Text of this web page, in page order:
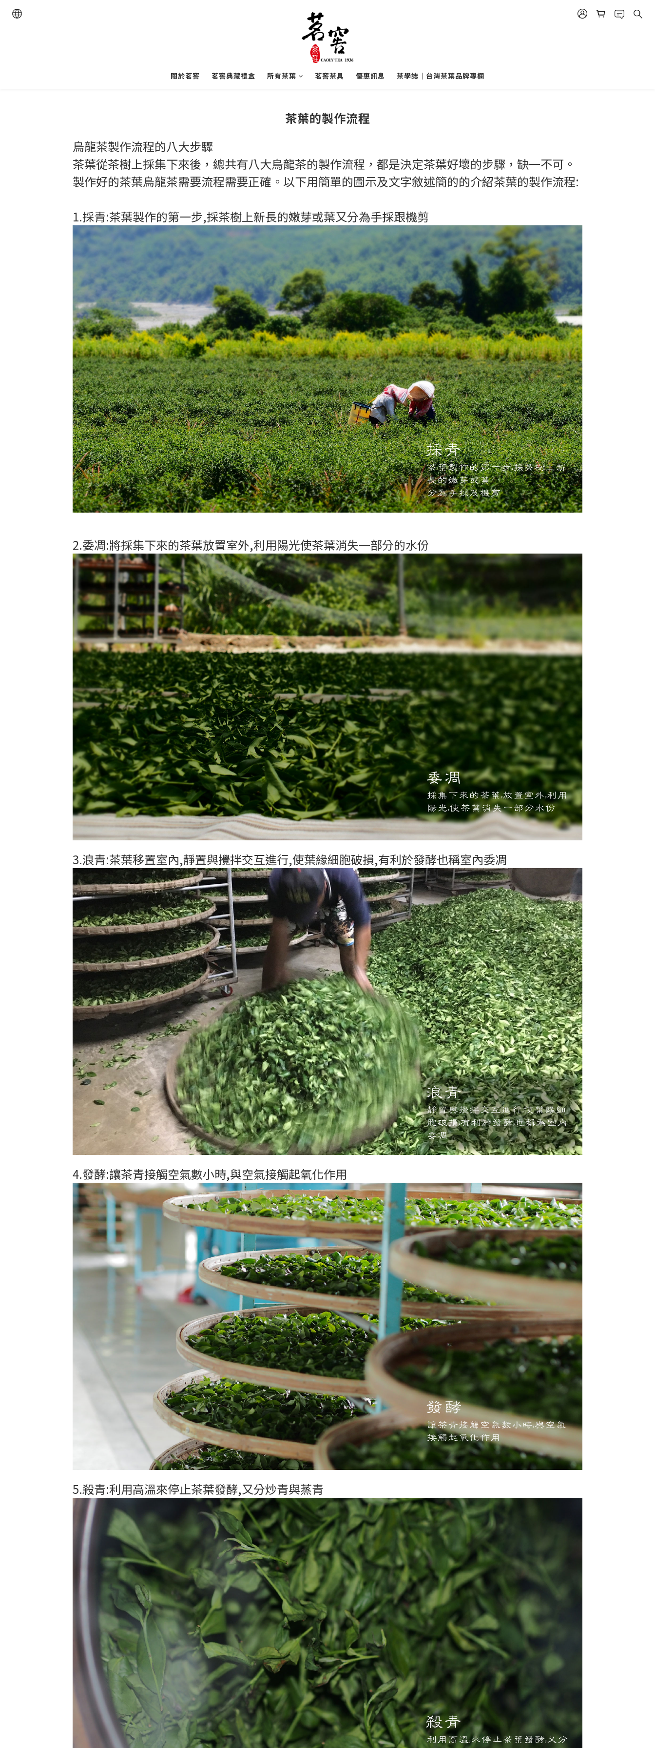
關於茗窖 茗窖典藏禮盒 所有茶葉 茗窖茶具 優惠訊息 茶學誌｜台灣茶葉品牌專欄
茶葉的製作流程
烏龍茶製作流程的八大步驟
茶葉從茶樹上採集下來後，總共有八大烏龍茶的製作流程，都是決定茶葉好壞的步驟，缺一不可。
製作好的茶葉烏龍茶需要流程需要正確。以下用簡單的圖示及文字敘述簡的的介紹茶葉的製作流程:
1.採青:茶葉製作的第一步,採茶樹上新長的嫩芽或葉又分為手採跟機剪
2.委凋:將採集下來的茶葉放置室外,利用陽光使茶葉消失一部分的水份
3.浪青:茶葉移置室內,靜置與攪拌交互進行,使葉緣細胞破損,有利於發酵也稱室內委凋
4.發酵:讓茶青接觸空氣數小時,與空氣接觸起氧化作用
5.殺青:利用高溫來停止茶葉發酵,又分炒青與蒸青